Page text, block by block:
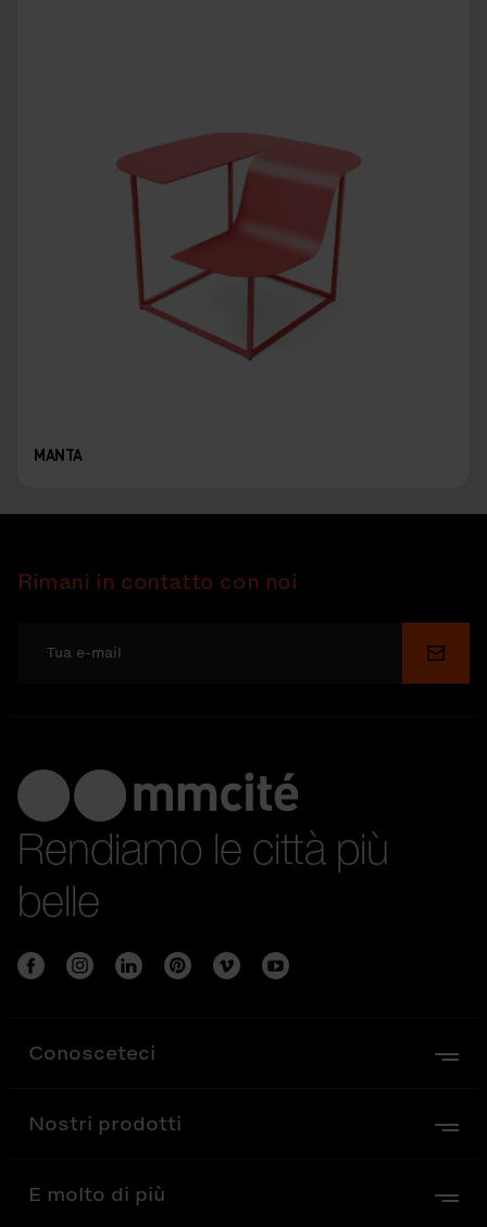
MANTA
Rimani in contatto con noi
Invia
Rendiamo le città più
belle
Conosceteci
Nostri prodotti
E molto di più